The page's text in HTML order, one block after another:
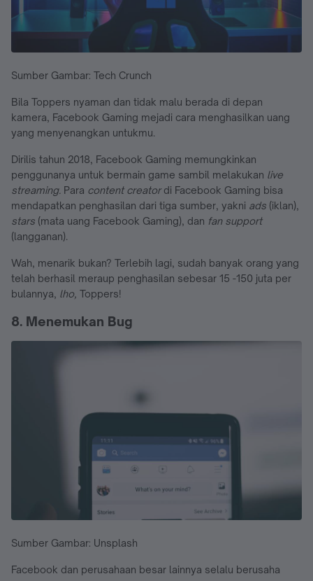
Sumber Gambar: Tech Crunch
Bila Toppers nyaman dan tidak malu berada di depan
kamera, Facebook Gaming mejadi cara menghasilkan uang
yang menyenangkan untukmu.
Dirilis tahun 2018, Facebook Gaming memungkinkan
penggunanya untuk bermain game sambil melakukan live
streaming. Para content creatordi Facebook Gaming bisa
mendapatkan penghasilan dari tiga sumber, yakni ads (iklan),
stars (mata uang Facebook Gaming), dan fan support
(langganan).
Wah, menarik bukan? Terlebih lagi, sudah banyak orang yang
telah berhasil meraup penghasilan sebesar 15 -150 juta per
bulannya, lho, Toppers!
8. Menemukan Bug
Sumber Gambar: Unsplash
Facebook dan perusahaan besar lainnya selalu berusaha